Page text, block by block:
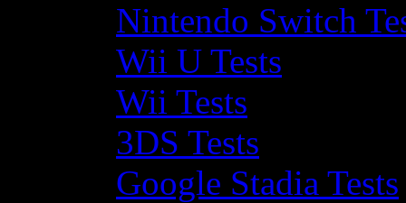
Nintendo Switch
Wii U Tests
Wii Tests
3DS Tests
Google Stadia Tests